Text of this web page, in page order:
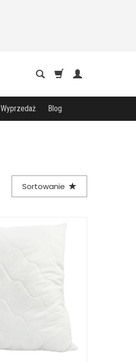
Wyprzedaż Blog
Sortowanie